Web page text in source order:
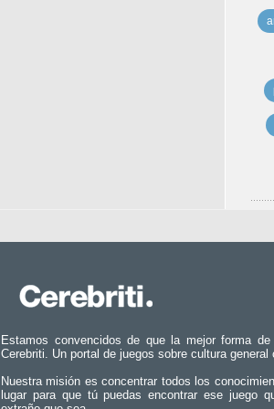
Estamos convencidos de que la mejor forma
Cerebriti. Un portal de juegos sobre cultura
Nuestra misión es concentrar todos los
lugar para que tú puedas encontrar ese juego